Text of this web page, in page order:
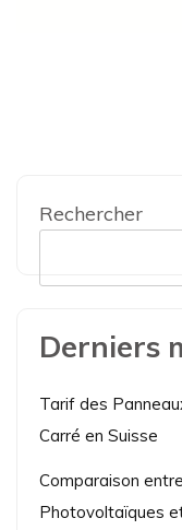
Rechercher
Derniers
Tarif des
Carré en Suisse
Comparaison
Photovoltaïques